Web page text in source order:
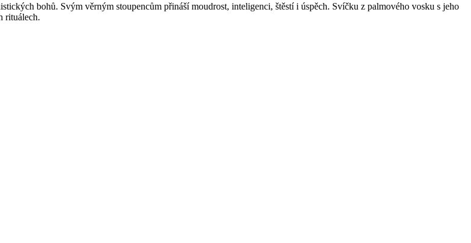
bohů. Svým věrným stoupencům přináší moudrost, inteligenci, štěstí i úspěch. Svíčku z palmového vosku s jeho
rituálech.